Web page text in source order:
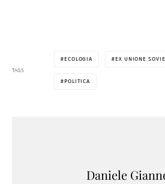
TAGS
ECOLOGIA EX UNIONE
POLITICA
Daniele